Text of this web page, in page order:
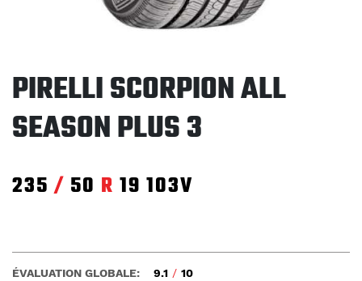
PIRELLI SCORPION ALL
SEASON PLUS 3
235 / 50 R 19 103V
ÉVALUATION GLOBALE: 9.1 / 10